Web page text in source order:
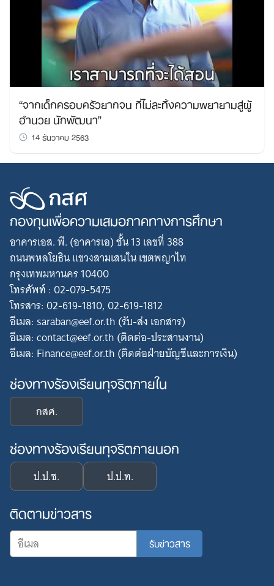
Search
for:
“จากเด็กครอบครัวยากจน ที่ไม่ละทิ้งความพยายามสู่ผู้
อำนวย นักพัฒนา”
14 ธันวาคม 2563
กองทุนเพื่อความเสมอภาคทางการศึกษา
อาคารเอส. พี. (อาคารเอ) ชั้น 13 เลขที่ 388
ถนนพหลโยธิน แขวงสามเสนใน เขตพญาไท
กรุงเทพมหานคร 10400
โทรศัพท์ : 02-079-5475
โทรสาร: 02-619-1810, 02-619-1812
อีเมล: saraban@eef.or.th (รับ-ส่ง เอกสาร)
อีเมล: contact@eef.or.th (ติดต่อ-ประสานงาน)
อีเมล: Finance@eef.or.th (ติดต่อฝ่ายบัญชีและการเงิน)
ช่องทางร้องเรียนทุจริตภายใน
กสศ.
ช่องทางร้องเรียนทุจริตภายนอก
ป.ป.ช. ป.ป.ท.
ติดตามข่าวสาร